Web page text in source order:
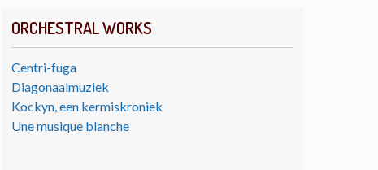
ORCHESTRAL WORKS
Centri-fuga
Diagonaalmuziek
Kockyn, een kermiskroniek
Une musique blanche